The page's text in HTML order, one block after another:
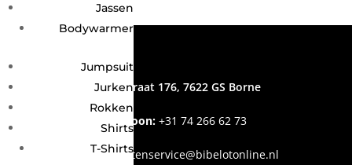
Jassen
Bodywarmer
Jumpsuit
Jurken
Rokken
Shirts
T-Shirts
Grotestraat 176, 7622 GS Borne
Telefoon: +31 74 266 62 73
Email:klantenservice@bibelotonline.nl